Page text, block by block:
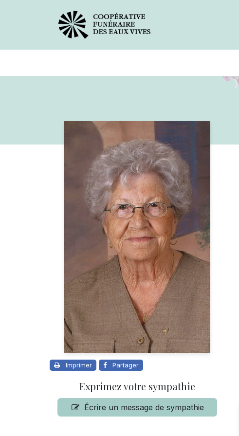
Imprimer Partager
Exprimez votre sympathie
Écrire un message de sympathie